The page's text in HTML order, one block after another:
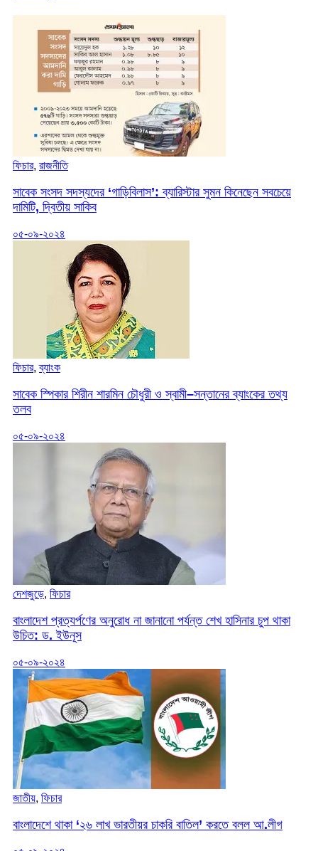
ফিচার, রাজনীতি
সাবেক সংসদ সদস্যদের ‘গাড়িবিলাস’: ব্যারিস্টার সুমন কিনেছেন সবচেয়ে
দামিটি, দ্বিতীয় সাকিব
০৫-০৯-২০২৪
ফিচার,ব্যাংক
সাবেক স্পিকার শিরীন শারমিন চৌধুরী ও স্বামী–সন্তানের ব্যাংকের তথ্য
তলব
০৫-০৯-২০২৪
দেশজুড়ে, ফিচার
বাংলাদেশ প্রত্যর্পণের অনুরোধ না জানানো পর্যন্ত শেখ হাসিনার চুপ থাকা
উচিত: ড. ইউনূস
০৫-০৯-২০২৪
জাতীয়, ফিচার
বাংলাদেশে থাকা ‌‘২৬ লাখ ভারতীয়র চাকরি বাতিল’ করতে বলল আ.লীগ